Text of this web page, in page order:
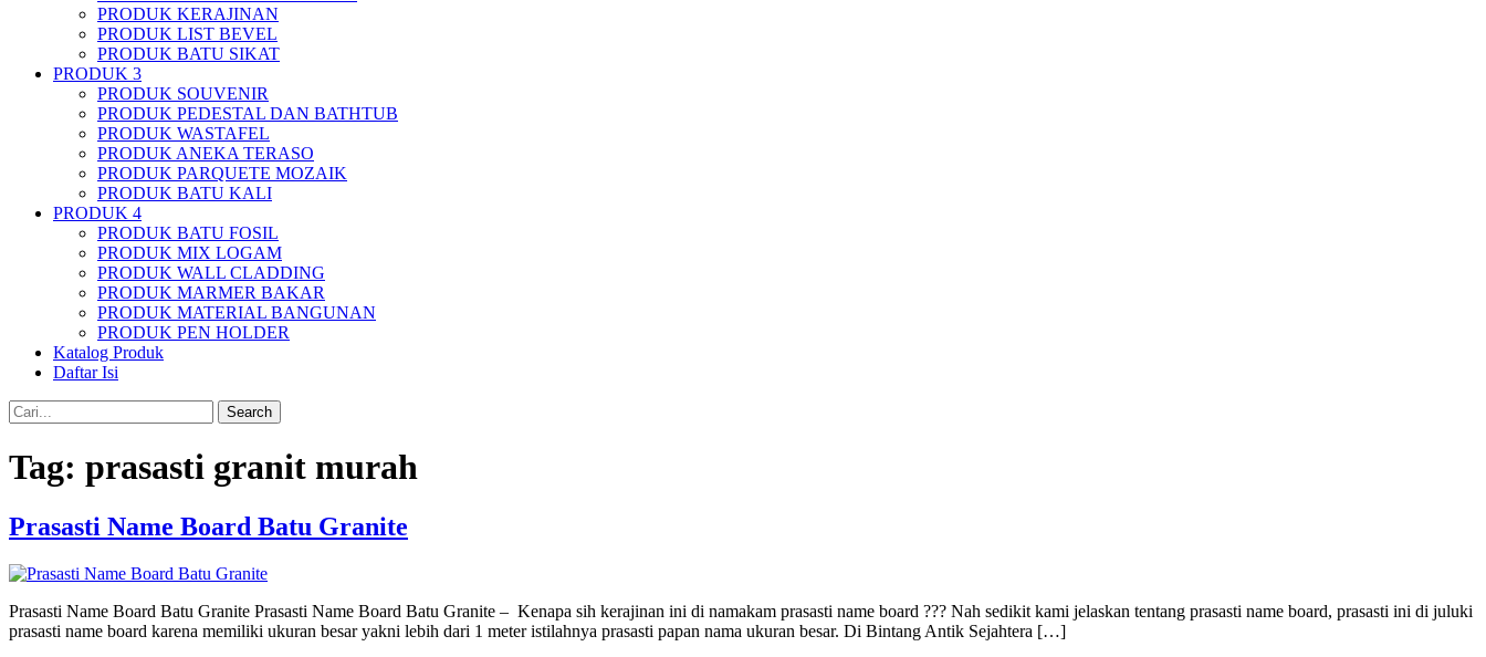
PRODUK KERAJINAN
PRODUK LIST BEVEL
PRODUK BATU SIKAT
PRODUK 3
PRODUK SOUVENIR
PRODUK PEDESTAL DAN BATHTUB
PRODUK WASTAFEL
PRODUK ANEKA TERASO
PRODUK PARQUETE MOZAIK
PRODUK BATU KALI
PRODUK 4
PRODUK BATU FOSIL
PRODUK MIX LOGAM
PRODUK WALL CLADDING
PRODUK MARMER BAKAR
PRODUK MATERIAL BANGUNAN
PRODUK PEN HOLDER
Katalog Produk
Daftar Isi
Search
Tag: prasasti granit murah
Prasasti Name Board Batu Granite
Prasasti Name Board Batu Granite Prasasti Name Board Batu Granite – Kenapa sih kerajinan ini di namakam prasasti name board ??? Nah sedikit kami jelaskan tentang prasasti name board, prasasti ini di juluki
prasasti name board karena memiliki ukuran besar yakni lebih dari 1 meter istilahnya prasasti papan nama ukuran besar. Di Bintang Antik Sejahtera […]